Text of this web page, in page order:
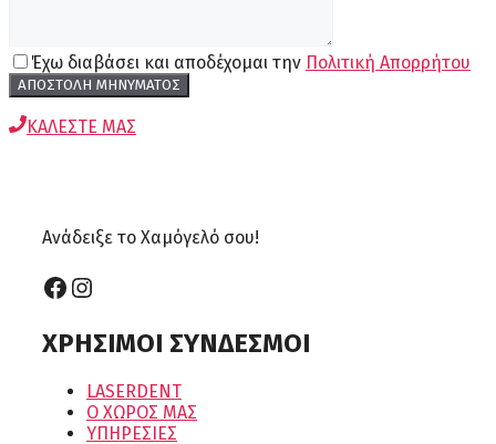
Έχω διαβάσει και αποδέχομαι την Πολιτική Απορρήτου
ΚΑΛΕΣΤΕ ΜΑΣ
Ανάδειξε το Χαμόγελό σου!
Facebook
Instagram
ΧΡΗΣΙΜΟΙ ΣΥΝΔΕΣΜΟΙ
LASERDENT
Ο ΧΩΡΟΣ ΜΑΣ
ΥΠΗΡΕΣΙΕΣ